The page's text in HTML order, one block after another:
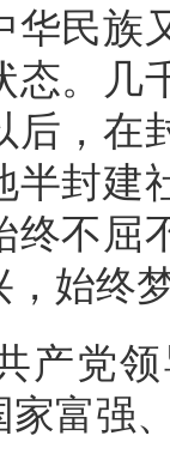
华民族
态。几
后，在
半封建
终不屈
始终
产党
家富强